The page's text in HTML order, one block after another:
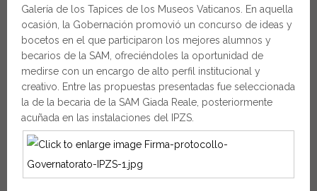
Galería de los Tapices de los Museos Vaticanos. En aquella
ocasión, la Gobernación promovió un concurso de ideas y
bocetos en el que participaron los mejores alumnos y
becarios de la SAM, ofreciéndoles la oportunidad de
medirse con un encargo de alto perfil institucional y
creativo. Entre las propuestas presentadas fue seleccionada
la de la becaria de la SAM Giada Reale, posteriormente
acuñada en las instalaciones del IPZS.